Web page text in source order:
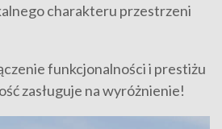
charakteru przestrzeni
funkcjonalności i prestiżu
zasługuje na wyróżnienie!